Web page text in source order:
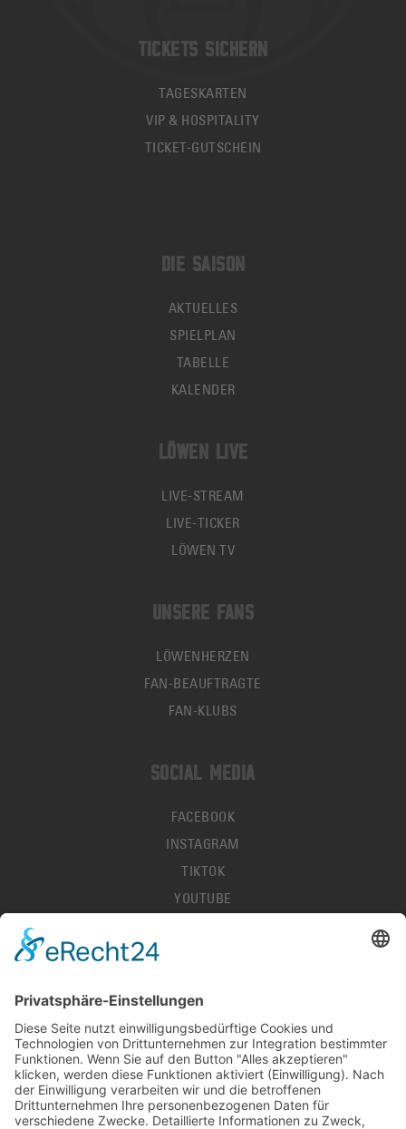
TICKETS SICHERN
TAGESKARTEN
VIP & HOSPITALITY
TICKET-GUTSCHEIN
DIE SAISON
AKTUELLES
SPIELPLAN
TABELLE
KALENDER
LÖWEN LIVE
LIVE-STREAM
LIVE-TICKER
LÖWEN TV
UNSERE FANS
LÖWENHERZEN
FAN-BEAUFTRAGTE
FAN-KLUBS
SOCIAL MEDIA
FACEBOOK
INSTAGRAM
TIKTOK
YOUTUBE
AGB
HALLENORDNUNG
KONTAKT
PRESSE
STELLENANGEBOTE
DEL-LIVESCORES